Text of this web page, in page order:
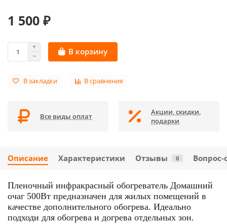
1 500 ₽
В корзину
В закладки В сравнение
Все виды оплат
Акции, скидки,
подарки
Описание Характеристики Отзывы 0 Вопрос-
Пленочный инфракрасный обогреватель Домашний
очаг 500Вт предназначен для жилых помещений в
качестве дополнительного обогрева. Идеально
подходи для обогрева и догрева отдельных зон.